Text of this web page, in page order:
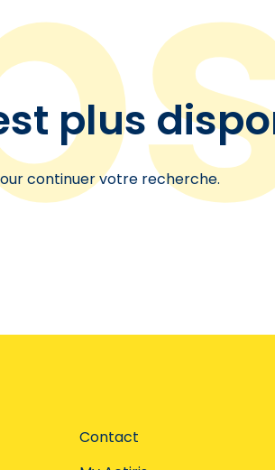
plus
continuer votre recherche.
Contact